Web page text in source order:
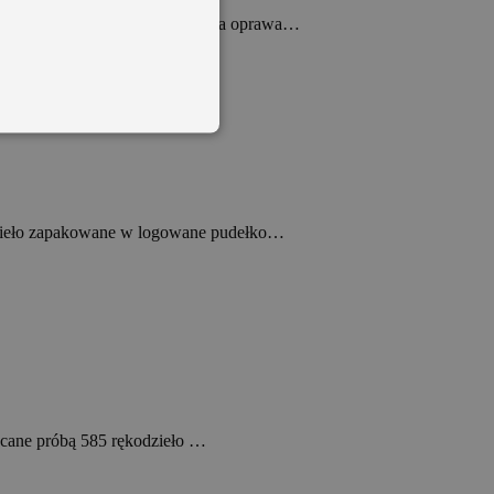
próby 925 ozdobna ryflowana oprawa…
zapakowane w logowane pudełko…
próbą 585 rękodzieło …
cookie. Te pliki cookie nie
- co stanowi istotną
Ten plik cookie służy do